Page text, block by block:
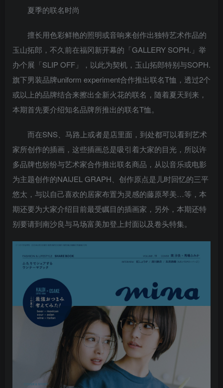
夏季的联名时尚
擅长用色彩鲜艳的照明或音响来创作出独特艺术作品的
玉山拓郎，不久前在福冈新开幕的「GALLERY SOPH.」举
办个展「SLIP OFF」，以此为契机，玉山拓郎特别与SOPH.
旗下男装品牌uniform experiment合作推出联名T恤，透过2个
或以上的品牌结合来擦出全新火花的联名，随着夏天到来，
本期首先要介绍知名品牌所推出的联名T恤。
而在SNS、马路上或者是店里面，到处都可以看到艺术
家所创作的插画，这些插画总是吸引着大家的目光，所以许
多品牌也纷纷与艺术家合作推出联名商品，从以音乐或电影
为主题创作的NAIJEL GRAPH、创作原点是儿时回忆的三平
悠太，与以自己喜欢的居家布置为灵感的藤原琴美…等，本
期还要为大家介绍目前最受瞩目的插画家，另外，本期还特
别要请到南沙良与马场富美加登上封面以及卷头特集。